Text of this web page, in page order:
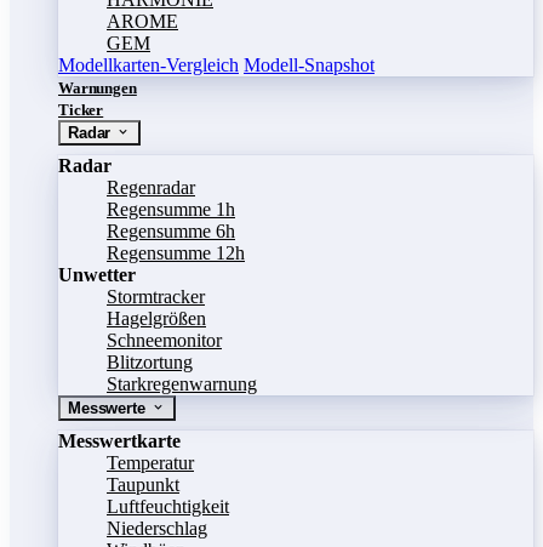
AROME
GEM
Modellkarten-Vergleich Modell-Snapshot
Warnungen
Ticker
Radar
Radar
Regenradar
Regensumme 1h
Regensumme 6h
Regensumme 12h
Unwetter
Stormtracker
Hagelgrößen
Schneemonitor
Blitzortung
Starkregenwarnung
Messwerte
Messwertkarte
Temperatur
Taupunkt
Luftfeuchtigkeit
Niederschlag